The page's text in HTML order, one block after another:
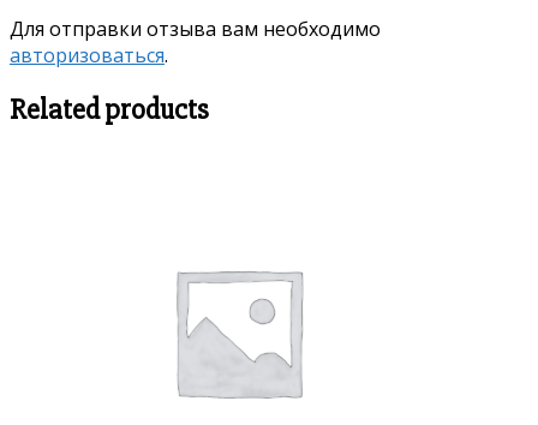
Для отправки отзыва вам необходимо
авторизоваться.
Related products